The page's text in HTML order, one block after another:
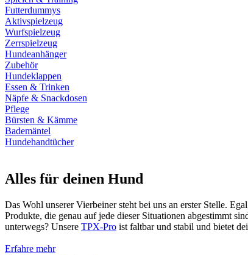
Futterdummys
Aktivspielzeug
Wurfspielzeug
Zerrspielzeug
Hundeanhänger
Zubehör
Hundeklappen
Essen & Trinken
Näpfe & Snackdosen
Pflege
Bürsten & Kämme
Bademäntel
Hundehandtücher
Alles für deinen Hund
Das Wohl unserer Vierbeiner steht bei uns an erster Stelle.
Produkte, die genau auf jede dieser Situationen abgestimmt
unterwegs? Unsere TPX-Pro ist faltbar und stabil und bietet
Erfahre mehr